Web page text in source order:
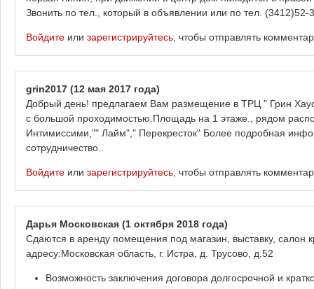
Звонить по тел., который в объявлении или по тел. (3412)52-
Войдите или зарегистрируйтесь , чтобы отправлять
grin2017 (12 мая 2017 года)
Добрый день! предлагаем Вам размещение в ТРЦ " Грин
с большой проходимостью.Площадь на 1 этаже., рядом
Интимиссими,"" Лайм"," Перекресток" Более подробная
сотрудничество..
Войдите или зарегистрируйтесь , чтобы отправлять
Дарья Московская (1 октября 2018 года)
Сдаются в аренду помещения под магазин, выставку,
адресу:Московская область, г. Истра, д. Трусово, д.52
Возможность заключения договора долгосрочной и